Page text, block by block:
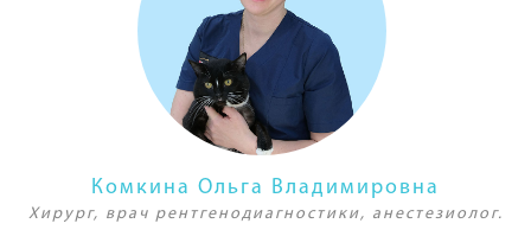
Комкина Ольга Владимировна
Хирург, врач рентгенодиагностики, анестезиолог.